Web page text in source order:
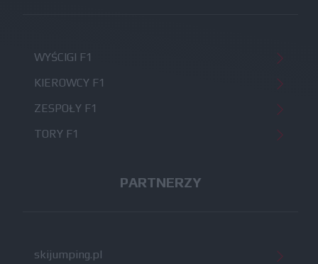
WYŚCIGI F1
KIEROWCY F1
ZESPOŁY F1
TORY F1
PARTNERZY
skijumping.pl